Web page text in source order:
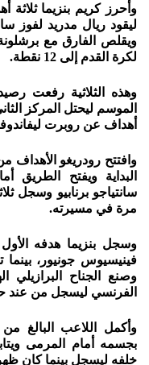
وأحرز كريم بنزيما
ويقلص الفارق مع
لكرة القدم إلى 12 نقطة.
الموسم ليحتل المركز
أهداف عن روبرت
البداية ويفتح الطريق
سانتياجو برنابيو وسجل
مرة في مسيرته.
وسجل بنزيما هدفه
فينيسيوس جونيور، بينما
وصنع الجناح البرازيلي
الفرنسي ليسجل من عند
بجسمه أمام المرمى
خلفه ليسجل بينما كان